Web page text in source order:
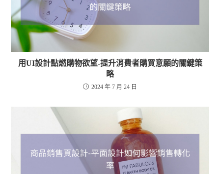
用UI設計點燃購物欲望-提升消費者購買意願的關鍵策
略
2024 年 7 月 24 日